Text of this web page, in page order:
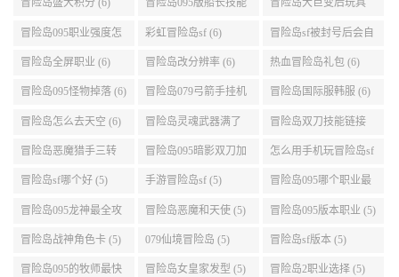
介绍 (6) 城组队任务 (6)
冒险岛095职业强度怎
么选 (6)
彩虹冒险岛sf (6) 冒险岛sf被封号后会自
动关闭电脑 (6)
冒险岛全屏职业 (6) 冒险岛改分辨率 (6) 热血冒险岛礼包 (6)
冒险岛095怪物掉落 (6) 冒险岛079弓箭手挂机
升级的地方 (6)
冒险岛国际服韩服 (6)
冒险岛怎么去天空 (6) 冒险岛灵魂武器满了
(6)
冒险岛双刀技能链接
(5)
冒险岛恶魔猎手三转
技能加点顺序 (5)
冒险岛095暗影双刀加
点 (5)
怎么用手机玩冒险岛sf
(5)
冒险岛sf哪个好 (5) 手游冒险岛sf (5) 冒险岛095哪个职业最
好 (5)
冒险岛095龙神最全攻
略 (5)
冒险岛恶魔和天使 (5) 冒险岛095版本职业 (5)
冒险岛战神角色卡 (5) 079仙境冒险岛 (5) 冒险岛sf版本 (5)
冒险岛095的牧师最快
升级路线 (5)
冒险岛女皇家发型 (5) 冒险岛2职业选择 (5)